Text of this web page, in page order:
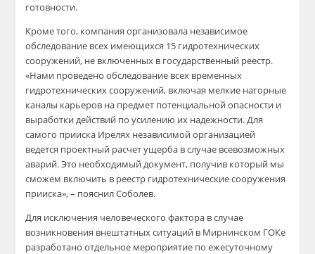
готовности.
Кроме того, компания организовала независимое
обследование всех имеющихся 15 гидротехнических
сооружений, не включенных в государственный реестр.
«Нами проведено обследование всех временных
гидротехнических сооружений, включая мелкие нагорные
каналы карьеров на предмет потенциальной опасности и
выработки действий по усилению их надежности. Для
самого прииска Ирелях независимой организацией
ведется проектный расчет ущерба в случае всевозможных
аварий. Это необходимый документ, получив который мы
сможем включить в реестр гидротехнические сооружения
прииска», – пояснил Соболев.
Для исключения человеческого фактора в случае
возникновения внештатных ситуаций в Мирнинском ГОКе
разработано отдельное мероприятие по ежесуточному